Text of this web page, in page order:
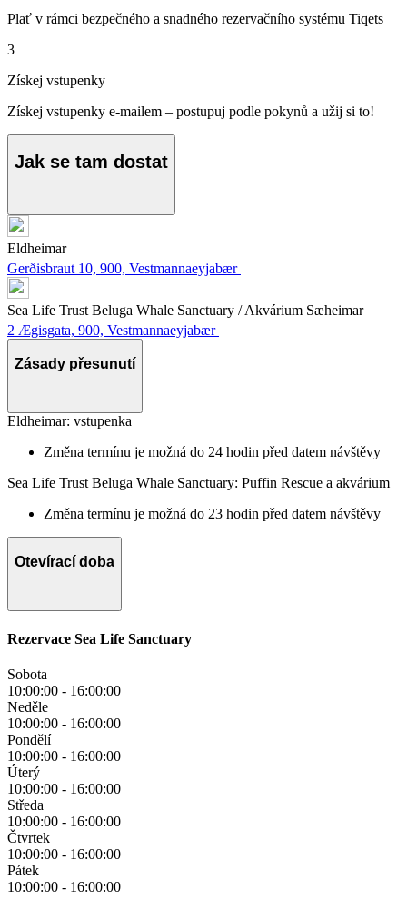
Plať v rámci bezpečného a snadného rezervačního systému Tiqets
3
Získej vstupenky
Získej vstupenky e-mailem – postupuj podle pokynů a užij si to!
Jak se tam dostat
Eldheimar
Gerðisbraut 10, 900, Vestmannaeyjabær
Sea Life Trust Beluga Whale Sanctuary / Akvárium Sæheimar
2 Ægisgata, 900, Vestmannaeyjabær
Zásady přesunutí
Eldheimar: vstupenka
Změna termínu je možná do 24 hodin před datem návštěvy
Sea Life Trust Beluga Whale Sanctuary: Puffin Rescue a akvárium
Změna termínu je možná do 23 hodin před datem návštěvy
Otevírací doba
Rezervace Sea Life Sanctuary
Sobota
10:00:00 - 16:00:00
Neděle
10:00:00 - 16:00:00
Pondělí
10:00:00 - 16:00:00
Úterý
10:00:00 - 16:00:00
Středa
10:00:00 - 16:00:00
Čtvrtek
10:00:00 - 16:00:00
Pátek
10:00:00 - 16:00:00